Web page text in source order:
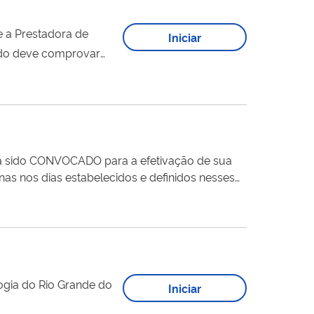
a Prestadora de
deve comprovar
pessoais
PRESTAÇÃO DE...
Iniciar
CONVOCADO para a efetivação de sua
do Rio Grande do
Iniciar